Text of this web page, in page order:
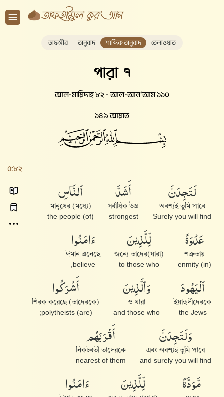
তাফসীর অনুবাদ শাব্দিক অনুবাদ তেলাওয়াত
পারা ৭
আল-মায়িদাহ ৮২ - আল-আন‘আম ১১০
১৪৯ আয়াত
৫:৮২
لَتَجِدَنَّ
অবশ্যই তুমি পাবে
Surely you will find
أَشَدَّ
সর্বাধিক উগ্র
strongest
ٱلنَّاسِ
মানুষের (মধ্যে)
(of) the people
عَدَٰوَةً
শত্রুতায়
(in) enmity
لِّلَّذِينَ
জন্যে তাদের(যারা)
to those who
ءَامَنُوا۟
ঈমান এনেছে
believe,
ٱلْيَهُودَ
ইয়াহুদীদেরকে
the Jews
وَٱلَّذِينَ
ও যারা
and those who
أَشْرَكُوا۟
শিরক করেছে (তাদেরকে)
(are) polytheists;
وَلَتَجِدَنَّ
এবং অবশ্যই তুমি পাবে
and surely you will find
أَقْرَبَهُم
নিকটবর্তী তাদেরকে
nearest of them
مَّوَدَّةً لِّلَّذِينَ ءَامَنُوا۟